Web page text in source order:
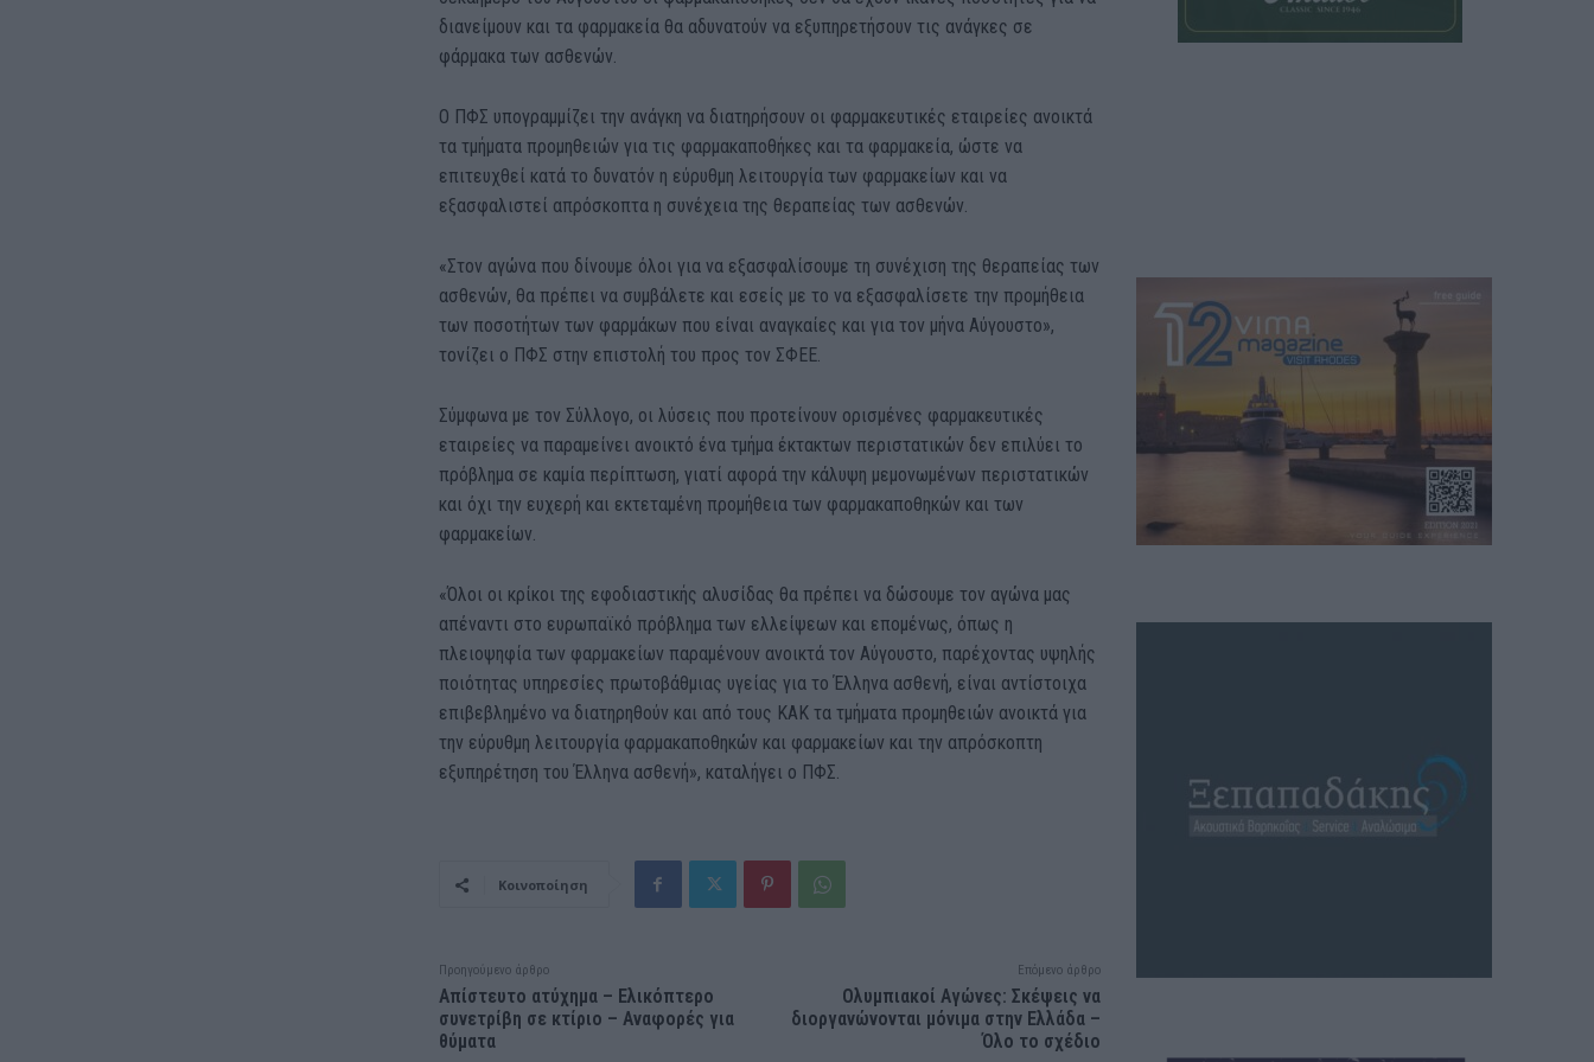
διανείμουν και τα φαρμακεία θα αδυνατούν να εξυπηρετήσουν τις ανάγκες σε
φάρμακα των ασθενών.
Ο ΠΦΣ υπογραμμίζει την ανάγκη να διατηρήσουν οι φαρμακευτικές εταιρείες ανοικτά
τα τμήματα προμηθειών για τις φαρμακαποθήκες και τα φαρμακεία, ώστε να
επιτευχθεί κατά το δυνατόν η εύρυθμη λειτουργία των φαρμακείων και να
εξασφαλιστεί απρόσκοπτα η συνέχεια της θεραπείας των ασθενών.
«Στον αγώνα που δίνουμε όλοι για να εξασφαλίσουμε τη συνέχιση της θεραπείας των
ασθενών, θα πρέπει να συμβάλετε και εσείς με το να εξασφαλίσετε την προμήθεια
των ποσοτήτων των φαρμάκων που είναι αναγκαίες και για τον μήνα Αύγουστο»,
τονίζει ο ΠΦΣ στην επιστολή του προς τον ΣΦΕΕ.
Σύμφωνα με τον Σύλλογο, οι λύσεις που προτείνουν ορισμένες φαρμακευτικές
εταιρείες να παραμείνει ανοικτό ένα τμήμα έκτακτων περιστατικών δεν επιλύει το
πρόβλημα σε καμία περίπτωση, γιατί αφορά την κάλυψη μεμονωμένων περιστατικών
και όχι την ευχερή και εκτεταμένη προμήθεια των φαρμακαποθηκών και των
φαρμακείων.
«Όλοι οι κρίκοι της εφοδιαστικής αλυσίδας θα πρέπει να δώσουμε τον αγώνα μας
απέναντι στο ευρωπαϊκό πρόβλημα των ελλείψεων και επομένως, όπως η
πλειοψηφία των φαρμακείων παραμένουν ανοικτά τον Αύγουστο, παρέχοντας υψηλής
ποιότητας υπηρεσίες πρωτοβάθμιας υγείας για το Έλληνα ασθενή, είναι αντίστοιχα
επιβεβλημένο να διατηρηθούν και από τους ΚΑΚ τα τμήματα προμηθειών ανοικτά για
την εύρυθμη λειτουργία φαρμακαποθηκών και φαρμακείων και την απρόσκοπτη
εξυπηρέτηση του Έλληνα ασθενή», καταλήγει ο ΠΦΣ.
Κοινοποίηση
Προηγούμενο άρθρο
Απίστευτο ατύχημα – Ελικόπτερο
συνετρίβη σε κτίριο – Αναφορές για
θύματα
Επόμενο άρθρο
Ολυμπιακοί Αγώνες: Σκέψεις να
διοργανώνονται μόνιμα στην Ελλάδα –
Όλο το σχέδιο